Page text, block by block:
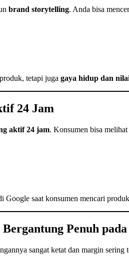
brand storytelling. Anda bisa
tetapi juga gaya hidup dan
24 Jam
aktif 24 jam. Konsumen bisa
saat konsumen mencari
Penuh
sangat ketat dan margin